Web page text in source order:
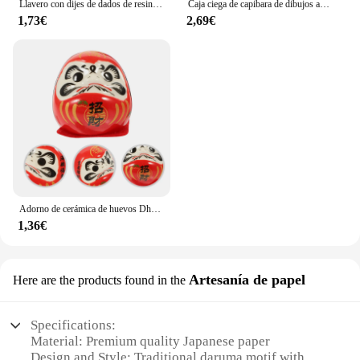
Llavero con dijes de dados de resina DnD D20, juego de RPG hecho a mano, mazmorras y dragones, llavero de dados, regalo de Navidad
1,73€
Caja ciega de capibara de dibujos animados, Mini figuras de acción de capibara de simulación, decoración de escritorio de coche, regalos de cumpleaños y Navidad para niños
2,69€
Adorno de cerámica de huevos Dharma, figuritas Daruma japonesas tradicionales, adornos de regalo, artesanías de porcelana, cerámica para coche Miss
1,36€
Here are the products found in the Artesanía de papel
Specifications:
Material: Premium quality Japanese paper